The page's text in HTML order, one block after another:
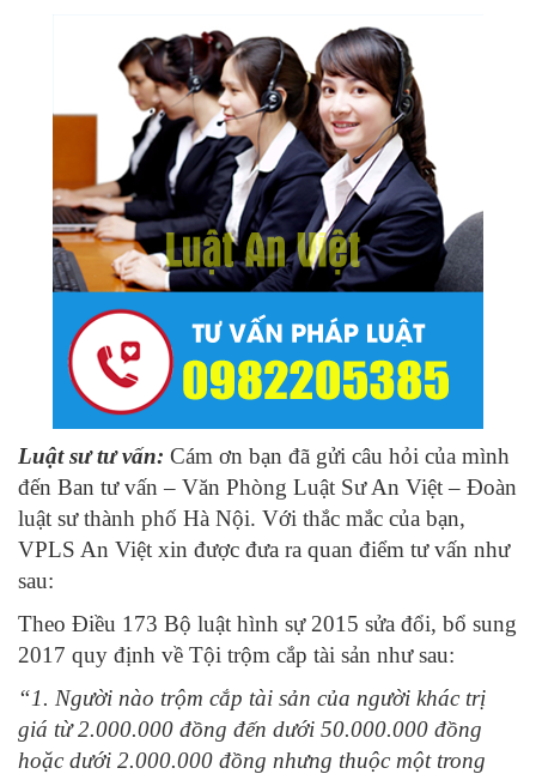
Luật sư tư vấn: Cám ơn bạn đã gửi câu hỏi của mình
đến Ban tư vấn – Văn Phòng Luật Sư An Việt – Đoàn
luật sư thành phố Hà Nội. Với thắc mắc của bạn,
VPLS An Việt xin được đưa ra quan điểm tư vấn như
sau:
Theo Điều 173 Bộ luật hình sự 2015 sửa đổi, bổ sung
2017 quy định về Tội trộm cắp tài sản như sau:
“1. Người nào trộm cắp tài sản của người khác trị
giá từ 2.000.000 đồng đến dưới 50.000.000 đồng
hoặc dưới 2.000.000 đồng nhưng thuộc một trong